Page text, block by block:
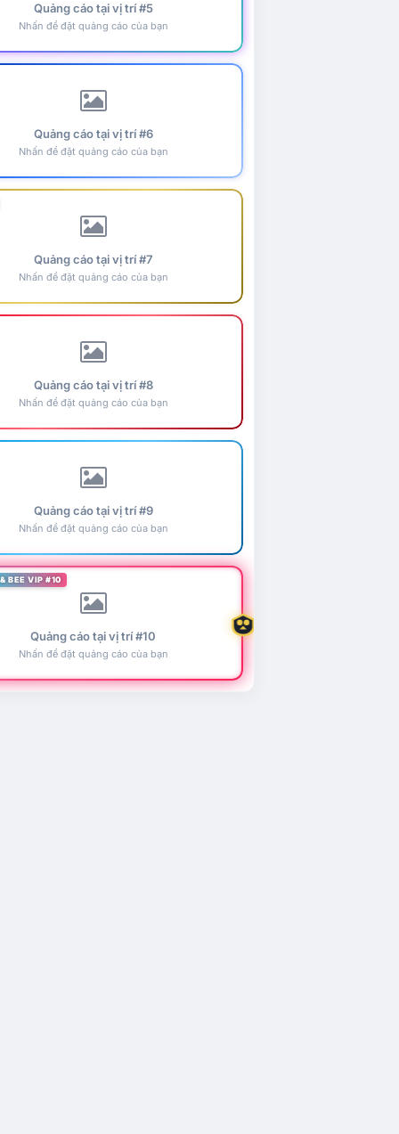
Quảng cáo tại vị trí #5
Nhấn để đặt quảng cáo của bạn
Quảng cáo tại vị trí #6
Nhấn để đặt quảng cáo của bạn
Quảng cáo tại vị trí #7
Nhấn để đặt quảng cáo của bạn
Quảng cáo tại vị trí #8
Nhấn để đặt quảng cáo của bạn
Quảng cáo tại vị trí #9
Nhấn để đặt quảng cáo của bạn
BEE VIP #10
Quảng cáo tại vị trí #10
Nhấn để đặt quảng cáo của bạn